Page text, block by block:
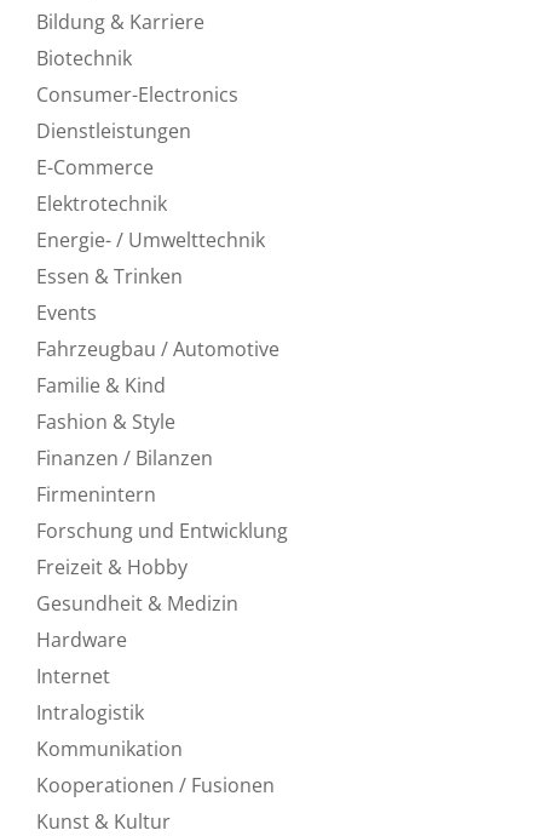
Bildung & Karriere
Biotechnik
Consumer-Electronics
Dienstleistungen
E-Commerce
Elektrotechnik
Energie- / Umwelttechnik
Essen & Trinken
Events
Fahrzeugbau / Automotive
Familie & Kind
Fashion & Style
Finanzen / Bilanzen
Firmenintern
Forschung und Entwicklung
Freizeit & Hobby
Gesundheit & Medizin
Hardware
Internet
Intralogistik
Kommunikation
Kooperationen / Fusionen
Kunst & Kultur